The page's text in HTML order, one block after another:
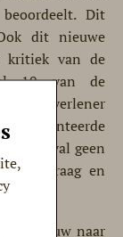
Dit
dit nieuwe
kritiek van de
10 van de
dienstverlener
gehanteerde
dit geval geen
aanvraag en
opnieuw naar